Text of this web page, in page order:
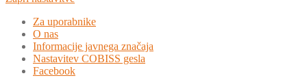
Za uporabnike
O nas
Informacije javnega značaja
Nastavitev COBISS gesla
Facebook